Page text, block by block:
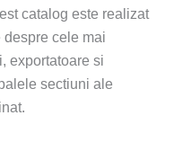
catalog este realizat
cele mai
exportatoare si
sectiuni ale